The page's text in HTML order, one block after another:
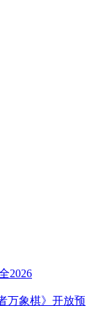
2026
万象棋》开放预